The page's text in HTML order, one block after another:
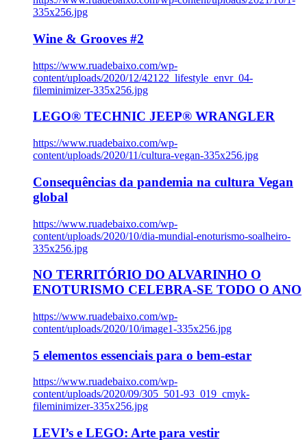
335x256.jpg
Wine & Grooves #2
https://www.ruadebaixo.com/wp-
content/uploads/2020/12/42122_lifestyle_envr_04-
fileminimizer-335x256.jpg
LEGO® TECHNIC JEEP® WRANGLER
https://www.ruadebaixo.com/wp-
content/uploads/2020/11/cultura-vegan-335x256.jpg
Consequências da pandemia na cultura Vegan
global
https://www.ruadebaixo.com/wp-
content/uploads/2020/10/dia-mundial-enoturismo-soalheiro-
335x256.jpg
NO TERRITÓRIO DO ALVARINHO O
ENOTURISMO CELEBRA-SE TODO O ANO
https://www.ruadebaixo.com/wp-
content/uploads/2020/10/image1-335x256.jpg
5 elementos essenciais para o bem-estar
https://www.ruadebaixo.com/wp-
content/uploads/2020/09/305_501-93_019_cmyk-
fileminimizer-335x256.jpg
LEVI’s e LEGO: Arte para vestir